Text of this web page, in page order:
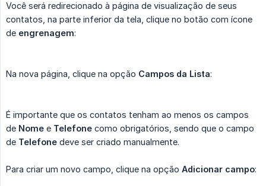
Você será redirecionado à página de visualização de seus
contatos, na parte inferior da tela, clique no botão com ícone
de engrenagem:
Na nova página, clique na opção Campos da Lista:
É importante que os contatos tenham ao menos os campos
de Nome e Telefone como obrigatórios, sendo que o campo
de Telefone deve ser criado manualmente.
Para criar um novo campo, clique na opção Adicionar campo: